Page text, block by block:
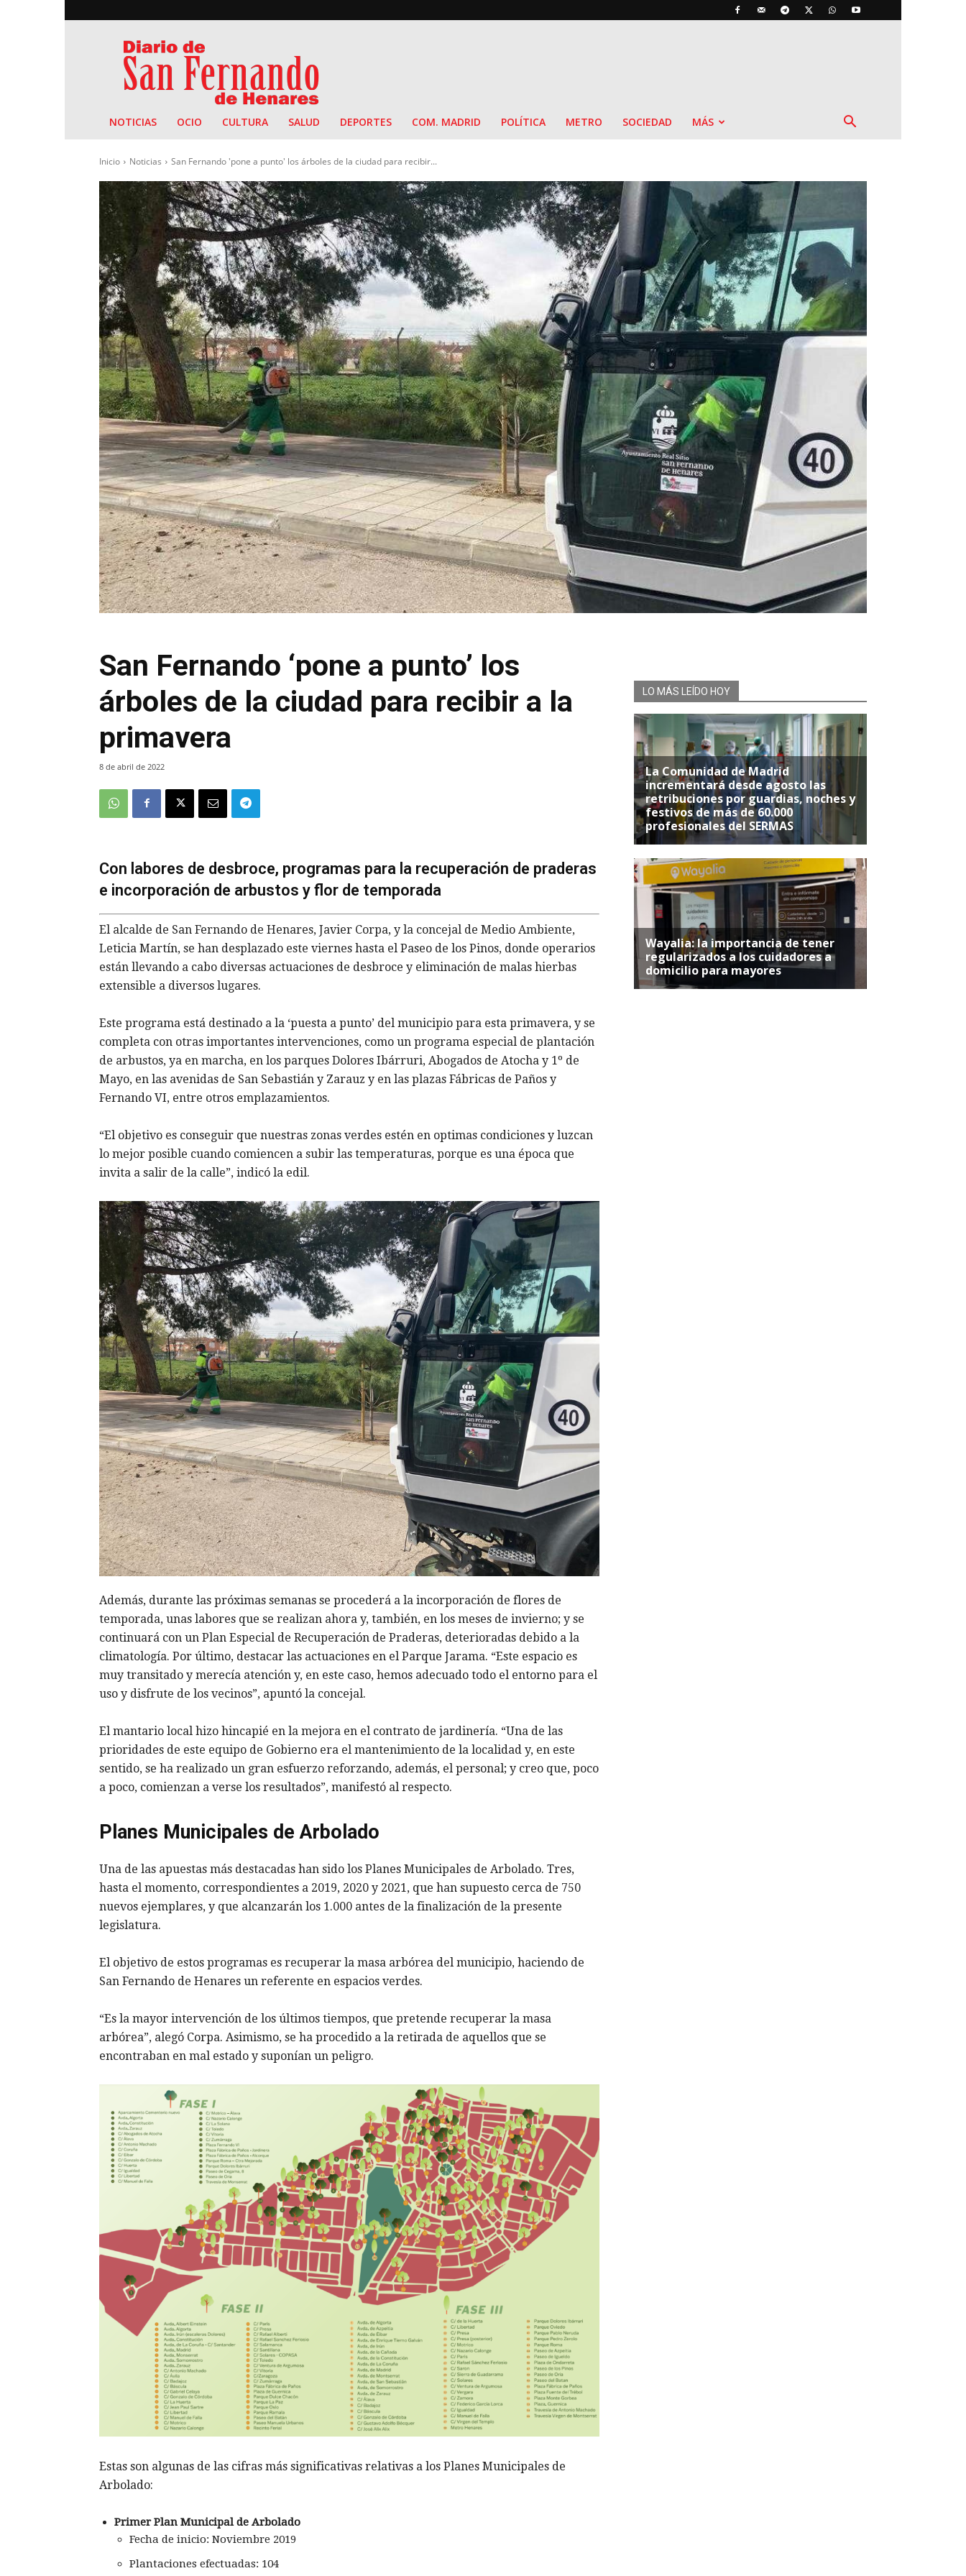
Diario
de
San
NOTICIAS OCIO CULTURA SALUD DEPORTES COM. MADRID POLÍTICA METRO SOCIEDAD MÁS
Inicio Noticias San Fernando 'pone a punto' los árboles de la ciudad para recibir...
San Fernando ‘pone a punto’ los
árboles de la ciudad para recibir a la
primavera
8 de abril de 2022
Con labores de desbroce, programas para la recuperación de praderas
e incorporación de arbustos y flor de temporada
El alcalde de San Fernando de Henares, Javier Corpa, y la concejal de Medio Ambiente,
Leticia Martín, se han desplazado este viernes hasta el Paseo de los Pinos, donde operarios
están llevando a cabo diversas actuaciones de desbroce y eliminación de malas hierbas
extensible a diversos lugares.
Este programa está destinado a la ‘puesta a punto’ del municipio para esta primavera, y se
completa con otras importantes intervenciones, como un programa especial de plantación
de arbustos, ya en marcha, en los parques Dolores Ibárruri, Abogados de Atocha y 1º de
Mayo, en las avenidas de San Sebastián y Zarauz y en las plazas Fábricas de Paños y
Fernando VI, entre otros emplazamientos.
“El objetivo es conseguir que nuestras zonas verdes estén en optimas condiciones y luzcan
lo mejor posible cuando comiencen a subir las temperaturas, porque es una época que
invita a salir de la calle”, indicó la edil.
Además, durante las próximas semanas se procederá a la incorporación de flores de
temporada, unas labores que se realizan ahora y, también, en los meses de invierno; y se
continuará con un Plan Especial de Recuperación de Praderas, deterioradas debido a la
climatología. Por último, destacar las actuaciones en el Parque Jarama. “Este espacio es
muy transitado y merecía atención y, en este caso, hemos adecuado todo el entorno para el
uso y disfrute de los vecinos”, apuntó la concejal.
El mantario local hizo hincapié en la mejora en el contrato de jardinería. “Una de las
prioridades de este equipo de Gobierno era el mantenimiento de la localidad y, en este
sentido, se ha realizado un gran esfuerzo reforzando, además, el personal; y creo que, poco
a poco, comienzan a verse los resultados”, manifestó al respecto.
Planes Municipales de Arbolado
Una de las apuestas más destacadas han sido los Planes Municipales de Arbolado. Tres,
hasta el momento, correspondientes a 2019, 2020 y 2021, que han supuesto cerca de 750
nuevos ejemplares, y que alcanzarán los 1.000 antes de la finalización de la presente
legislatura.
El objetivo de estos programas es recuperar la masa arbórea del municipio, haciendo de
San Fernando de Henares un referente en espacios verdes.
“Es la mayor intervención de los últimos tiempos, que pretende recuperar la masa
arbórea”, alegó Corpa. Asimismo, se ha procedido a la retirada de aquellos que se
encontraban en mal estado y suponían un peligro.
Estas son algunas de las cifras más significativas relativas a los Planes Municipales de
Arbolado:
Primer Plan Municipal de Arbolado
Fecha de inicio: Noviembre 2019
Plantaciones efectuadas: 104
LO MÁS LEÍDO HOY